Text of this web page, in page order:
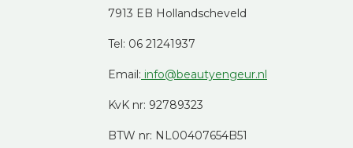
7913 EB Hollandscheveld
Tel: 06 21241937
Email: info@beautyengeur.nl
KvK nr: 92789323
BTW nr: NL00407654B51